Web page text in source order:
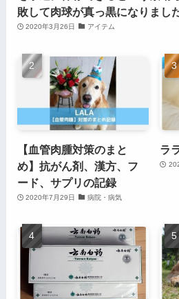
敗して肉球が真っ黒になりました
2020年3月26日 アイテム
【血管肉腫対策のまと
め】抗がん剤、漢方、フ
ード、サプリの記録
2020年7月29日 病院・病気
ラ